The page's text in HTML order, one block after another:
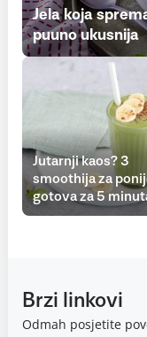
Jela koja
puuno ukusnija
Jutarnji kaos? 3
smoothija za
gotova za 5
Brzi linkovi
Odmah posjetite